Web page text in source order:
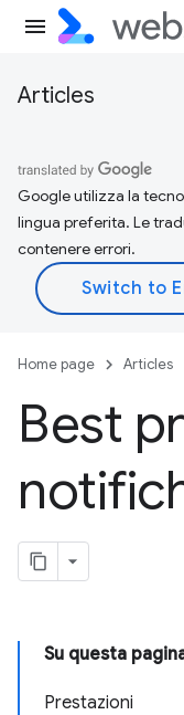
Articles
Google utilizza la
lingua preferita. Le
contenere errori.
Home page Articles
Best
Su questa
Prestazioni